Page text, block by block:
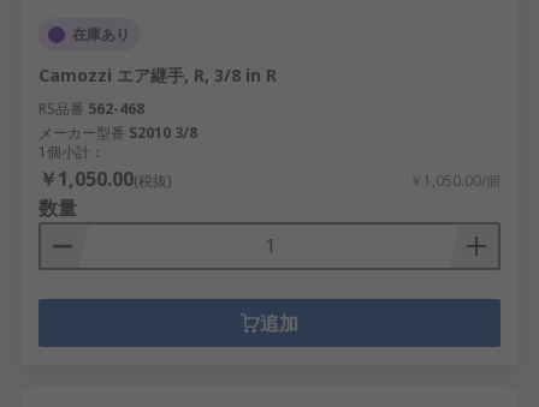
在庫あり
Camozzi エア継手, R, 3/8 in R
RS品番 562-468
メーカー型番 S2010 3/8
1個小計：
￥1,050.00(税抜) ￥1,050.00/個
数量
追加